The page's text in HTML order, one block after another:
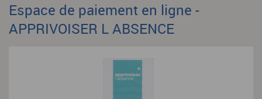
Espace de paiement en ligne -
APPRIVOISER L ABSENCE